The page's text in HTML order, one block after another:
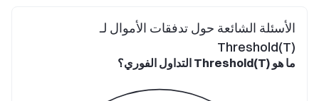
الأسئلة الشائعة حول تدفقات الأموال لـ
Threshold(T)
ما هو Threshold(T) التداول الفوري؟